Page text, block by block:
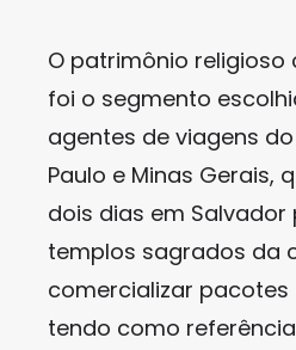
O patrimônio religioso
foi o segmento
agentes de viagens
Paulo e Minas Gerais,
dois dias em Salvador
templos sagrados da
comercializar pacotes
tendo como